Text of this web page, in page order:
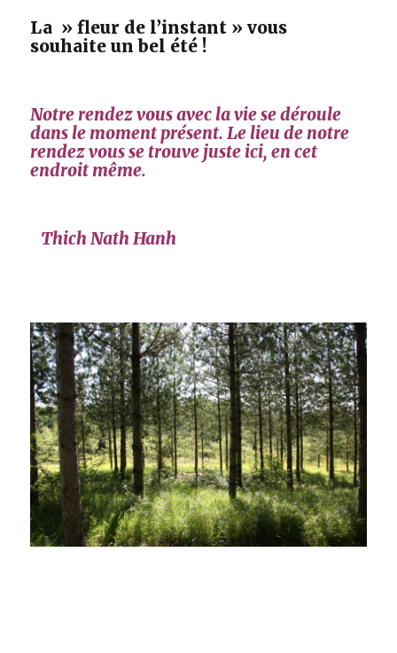
La » fleur de l’instant » vous
souhaite un bel été !
Notre rendez vous avec la vie se déroule
dans le moment présent. Le lieu de notre
rendez vous se trouve juste ici, en cet
endroit même.
Thich Nath Hanh